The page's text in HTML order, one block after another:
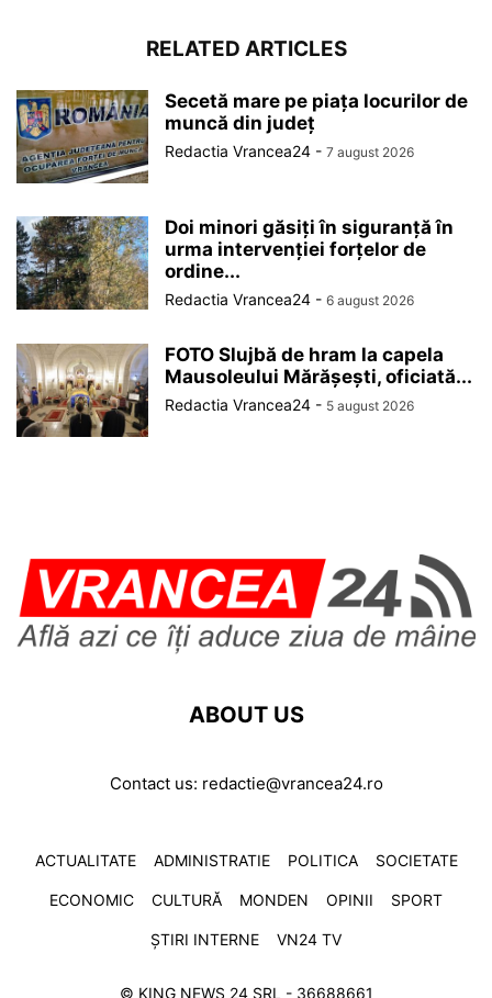
RELATED ARTICLES
Secetă mare pe piața locurilor de
muncă din județ
Redactia Vrancea24 - 7 august 2026
Doi minori găsiți în siguranță în
urma intervenției forțelor de
ordine...
Redactia Vrancea24 - 6 august 2026
FOTO Slujbă de hram la capela
Mausoleului Mărășești, oficiată...
Redactia Vrancea24 - 5 august 2026
ABOUT US
Contact us: redactie@vrancea24.ro
ACTUALITATE ADMINISTRATIE POLITICA SOCIETATE
ECONOMIC CULTURĂ MONDEN OPINII SPORT
ȘTIRI INTERNE VN24 TV
© KING NEWS 24 SRL - 36688661